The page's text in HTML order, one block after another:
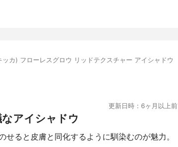
ッカ) フローレスグロウ リッドテクスチャー アイシャドウ
更新日時：6ヶ月以上前
アイシャドウ
ると皮膚と同化するように馴染むのが魅力。